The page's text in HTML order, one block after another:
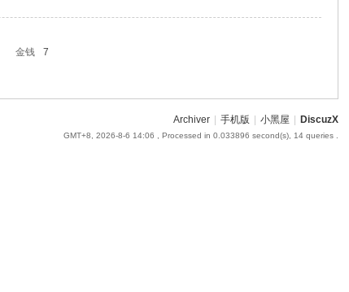
金钱
7
Archiver 手机版 小黑屋 DiscuzX
GMT+8, 2026-8-6 14:06 , Processed in 0.033896 second(s), 14 queries .